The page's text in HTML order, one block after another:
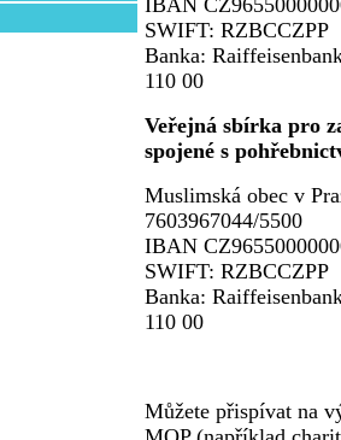
IBAN
SWIFT: RZBCCZPP
Banka:
110 00
Veřejná sbírka pro
spojené s
Muslimská obec v
7603967044/5500
IBAN
SWIFT: RZBCCZPP
Banka:
110 00
Můžete přispívat na